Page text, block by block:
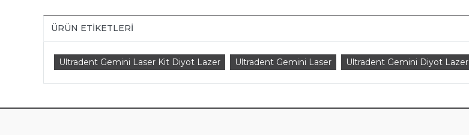
ÜRÜN ETIKETLERI
Ultradent Gemini Laser Kit Diyot Lazer Ultradent Gemini Laser Ultradent Gemini Diyot Lazer